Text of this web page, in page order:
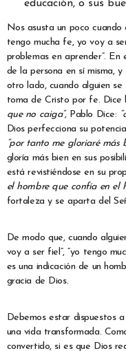
educación, o sus
Nos asusta un poco cuando
tengo mucha fe, yo voy a
problemas en aprender”.
de la persona en sí misma,
otro lado, cuando alguien
toma de Cristo por fe. Dice
que no caiga”,Pablo Dice:
Dios perfecciona su
“por tanto me gloriaré más
gloría más bien en sus
está revistiéndose en su
el hombre que confía en el
fortaleza y se aparta del
De modo que, cuando
voy a ser fiel”, “yo tengo
es una indicación de un
gracia de Dios.
Debemos estar dispuestos
una vida transformada.
convertido, si es que Dios